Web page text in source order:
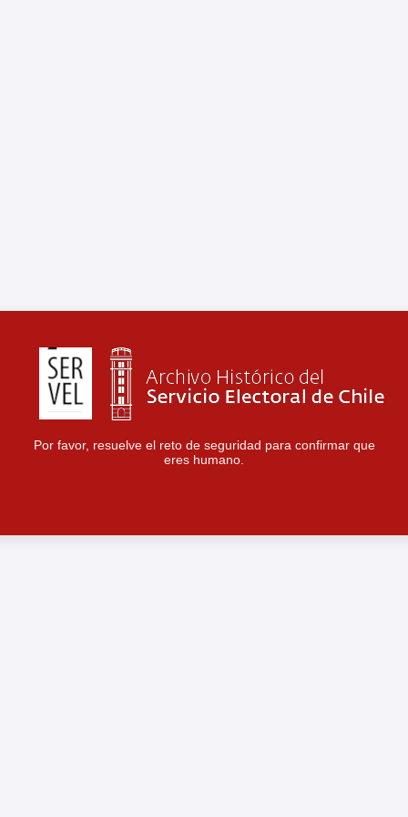
Por favor, resuelve el reto de seguridad para confirmar que
eres humano.